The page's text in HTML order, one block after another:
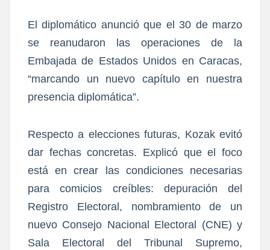
El diplomático anunció que el 30 de marzo
se reanudaron las operaciones de la
Embajada de Estados Unidos en Caracas,
“marcando un nuevo capítulo en nuestra
presencia diplomática”.
Respecto a elecciones futuras, Kozak evitó
dar fechas concretas. Explicó que el foco
está en crear las condiciones necesarias
para comicios creíbles: depuración del
Registro Electoral, nombramiento de un
nuevo Consejo Nacional Electoral (CNE) y
Sala Electoral del Tribunal Supremo,